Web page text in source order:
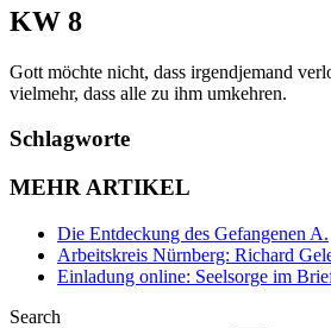
KW 8
Gott möchte nicht, dass irgendjemand
vielmehr, dass alle zu ihm umkehren.
Schlagworte
MEHR ARTIKEL
Die Entdeckung des Gefangenen A.
Arbeitskreis Nürnberg: Richard
Einladung online: Seelsorge im
Search